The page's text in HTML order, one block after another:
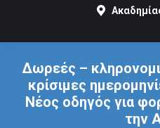
Δωρεές –
κρίσιμες
Νέος οδηγός για
την